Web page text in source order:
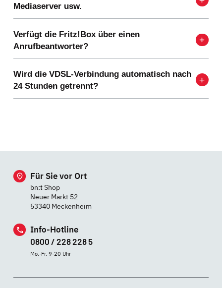
Mediaserver usw.
Verfügt die Fritz!Box über einen
Anrufbeantworter?
Wird die VDSL-Verbindung automatisch nach
24 Stunden getrennt?
Für Sie vor Ort
bn:t Shop
Neuer Markt 52
53340 Meckenheim
Info-Hotline
0800 / 228 228 5
Mo.-Fr. 9-20 Uhr